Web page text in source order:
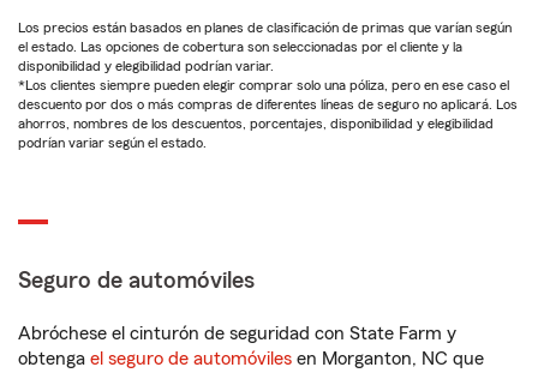
Los precios están basados en planes de clasificación de primas que varían según
el estado. Las opciones de cobertura son seleccionadas por el cliente y la
disponibilidad y elegibilidad podrían variar.
*Los clientes siempre pueden elegir comprar solo una póliza, pero en ese caso el
descuento por dos o más compras de diferentes líneas de seguro no aplicará. Los
ahorros, nombres de los descuentos, porcentajes, disponibilidad y elegibilidad
podrían variar según el estado.
Seguro de automóviles
Abróchese el cinturón de seguridad con State Farm y
obtenga el seguro de automóviles en Morganton, NC que